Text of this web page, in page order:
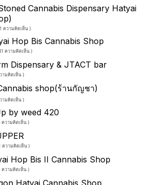
Cannabis Dispensary Hatyai
ความคิดเห็น )
Hop Bis Cannabis Shop
ความคิดเห็น )
Dispensary & JTACT bar
ามคิดเห็น )
shop(ร้านกัญชา)
ามคิดเห็น )
by weed 420
ความคิดเห็น )
ความคิดเห็น )
Hop Bis II Cannabis Shop
ความคิดเห็น )